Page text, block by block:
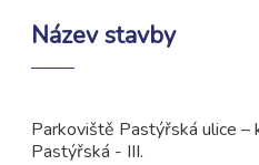
Název stavby
Parkoviště Pastýřská ulice –
Pastýřská - III.